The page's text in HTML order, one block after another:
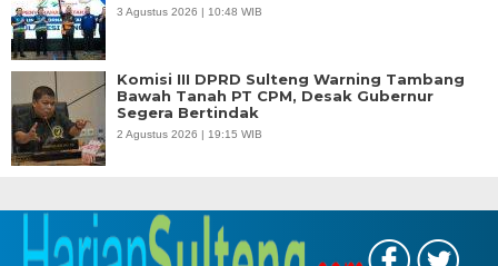
3 Agustus 2026 | 10:48 WIB
Komisi III DPRD Sulteng Warning Tambang
Bawah Tanah PT CPM, Desak Gubernur
Segera Bertindak
2 Agustus 2026 | 19:15 WIB